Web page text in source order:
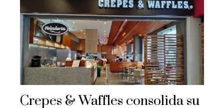
Crepes & Waffles consolida su